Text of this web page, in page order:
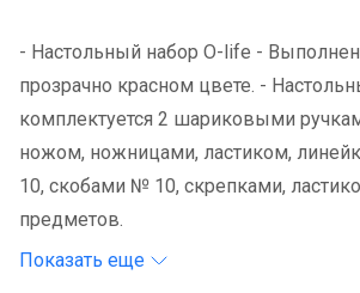
- Настольный набор O-life - Выполнен
прозрачно красном цвете. -
комплектуется 2 шариковыми ручками, канцелярским
ножом, ножницами, ластиком, линейкой, степлером №
10, скобами № 10, скрепками,
предметов.
Показать еще